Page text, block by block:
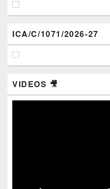
ICA/C/1071/2026-27
VIDEOS 🎥